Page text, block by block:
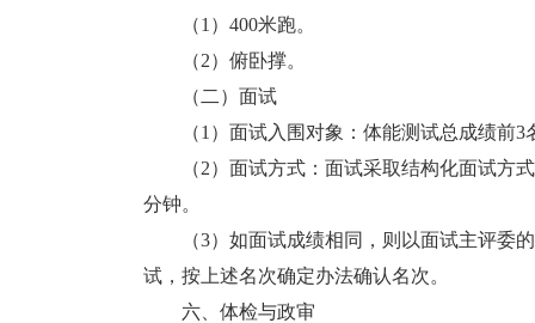
（1）400米跑。
（2）俯卧撑。
（二）面试
（1）面试入围对象：体能测试总成绩前3
（2）面试方式：面试采取结构化面试方式
分钟。
（3）如面试成绩相同，则以面试主评委的
试，按上述名次确定办法确认名次。
六、体检与政审